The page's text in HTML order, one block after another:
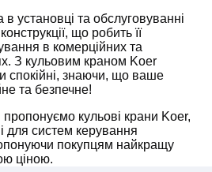
установці та обслуговуванні
що робить її
в комерційних та
З кульовим краном Koer
спокійні, знаючи, що ваше
та безпечне!
кульові крани Koer,
для систем керування
покупцям найкращу
ціною.